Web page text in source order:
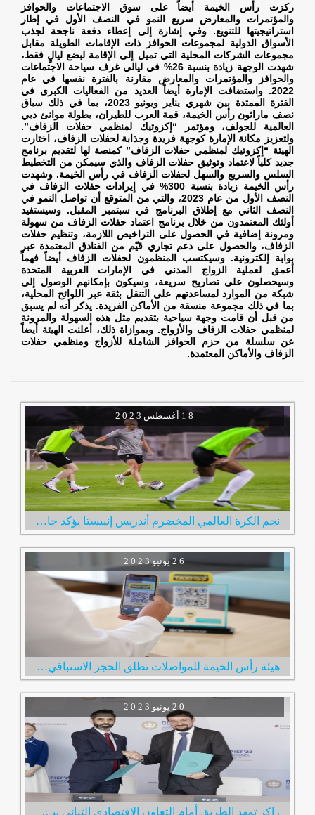
ركزت رأس الخيمة أيضاً على سوق الاجتماعات والحوافز
والمؤتمرات والمعارض سريع النمو في النصف الأول في إطار
استراتيجيتها للتنويع. وفي إشارة إلى إعطاء دفعة ناجحة لجذب
الأسواق الدولية لمجموعات الحوافز ذات الإقامات الطويلة مقابل
مجموعات الشركات المحلية التي تميل إلى الإقامة لبضع ليالٍ فقط،
شهدت الوجهة زيادة بنسبة 26% في ليالي غرف سياحة الاجتماعات
والحوافز والمؤتمرات والمعارض مقارنة بالفترة نفسها في عام
2022. واستضافت الإمارة أيضاً العديد من الفعاليات الكبرى في
الفترة الممتدة بين شهري يناير ويونيو 2023، بما في ذلك سباق
نصف ماراثون رأس الخيمة، قمة العرب للطيران، بطولة موانئ دبي
العالمية للجولف، ومؤتمر “إكزوتيك لمنظمي حفلات الزفاف”.
ولتعزيز مكانة الإمارة كوجهة فريدة وجذابة لحفلات الزفاف، اختارت
الهيئة “إكزوتيك لمنظمي حفلات الزفاف” كمنصة لها لتقديم برنامج
جديد كلياً لاعتماد وتوثيق حفلات الزفاف والذي سيمكن من التخطيط
السلس والسريع والسهل لحفلات الزفاف في رأس الخيمة. وشهدت
رأس الخيمة زيادة بنسبة 300% في إيرادات حفلات الزفاف في
النصف الأول من عام 2023، والتي من المتوقع أن تواصل النمو في
النصف الثاني مع إطلاق البرنامج في سبتمبر المقبل. وسيستفيد
أولئك المعتمدون من خلال برنامج اعتماد حفلات الزفاف من سهولة
ومرونة إضافية في الحصول على التراخيص اللازمة، وتنظيم حفلات
الزفاف، والحصول على دعم تجاري قيّم من الفنادق المعتمدة عبر
بوابة إلكترونية. وسيكتسب المنظمون لحفلات الزفاف أيضاً فهماً
أعمق لعملية الزواج المدني في الإمارات العربية المتحدة
وسيحصلون على تصاريح سريعة، وسيكون بإمكانهم الوصول إلى
شبكة من الموارد لمساعدتهم على التنقل بثقة عبر اللوائح المحلية،
بما في ذلك مجموعة منسقة من الأماكن الفريدة. يذكر أنه لم يسبق
من قبل أن قامت وجهة سياحية بتقديم مثل هذه السهولة والمرونة
لمنظمي حفلات الزفاف والأزواج. وبموازاة ذلك، أعلنت الهيئة أيضاً
عن سلسلة من حزم الحوافز الشاملة للأزواج ومنظمي حفلات
الزفاف والأماكن المعتمدة.
2 0 2 3 1 8
نجم الكرة العالمي المخضرم أندريس إنييستا يؤكد جاهزيته لخوض أولى مبارياته مع نادي الإمارات
2 0 2 3 يونيو2 6
هيئة رأس الخيمة للمواصلات تطلق الحجز الاستباقي لخدمة مركبات الأجرة عبر رمز الاستجابة السريع
2 0 2 3 2 0
راكز تمهد الطريق أمام التعاون الاقتصادي الثنائي بين الإمارات وروسيا خلال زيارة فريقها لمدينة سانت بطرسبرغ